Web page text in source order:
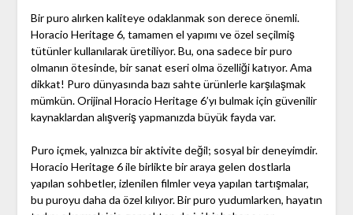
Bir puro alırken kaliteye odaklanmak son derece önemli.
Horacio Heritage 6, tamamen el yapımı ve özel seçilmiş
tütünler kullanılarak üretiliyor. Bu, ona sadece bir puro
olmanın ötesinde, bir sanat eseri olma özelliği katıyor. Ama
dikkat! Puro dünyasında bazı sahte ürünlerle karşılaşmak
mümkün. Orijinal Horacio Heritage 6’yı bulmak için güvenilir
kaynaklardan alışveriş yapmanızda büyük fayda var.
Puro içmek, yalnızca bir aktivite değil; sosyal bir deneyimdir.
Horacio Heritage 6 ile birlikte bir araya gelen dostlarla
yapılan sohbetler, izlenilen filmler veya yapılan tartışmalar,
bu puroyu daha da özel kılıyor. Bir puro yudumlarken, hayatın